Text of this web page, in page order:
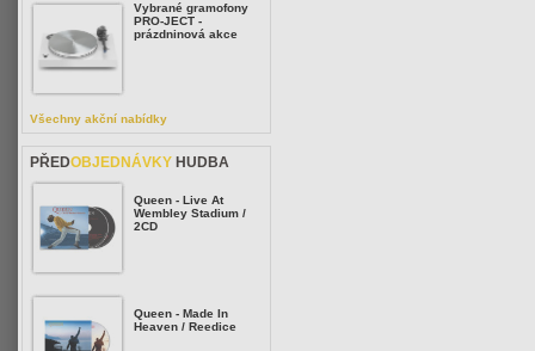
Vybrané gramofony
PRO-JECT -
prázdninová akce
Všechny akční nabídky
PŘEDOBJEDNÁVKY HUDBA
Queen - Live At
Wembley Stadium /
2CD
Queen - Made In
Heaven / Reedice